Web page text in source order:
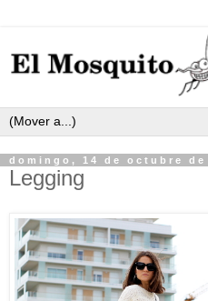
domingo, 14 de octubre de
Legging